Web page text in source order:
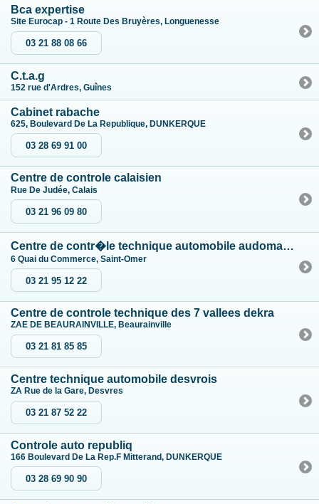
Bca expertise
Site Eurocap - 1 Route Des Bruyères, Longuenesse
03 21 88 08 66
C.t.a.g
152 rue d'Ardres, Guînes
Cabinet rabache
625, Boulevard De La Republique, DUNKERQUE
03 28 69 91 00
Centre de controle calaisien
Rue De Judée, Calais
03 21 96 09 80
Centre de contr�le technique automobile audomarois
6 Quai du Commerce, Saint-Omer
03 21 95 12 22
Centre de controle technique des 7 vallees dekra
ZAE DE BEAURAINVILLE, Beaurainville
03 21 81 85 85
Centre technique automobile desvrois
ZA Rue de la Gare, Desvres
03 21 87 52 22
Controle auto republiq
166 Boulevard De La Rep.F Mitterand, DUNKERQUE
03 28 69 90 90